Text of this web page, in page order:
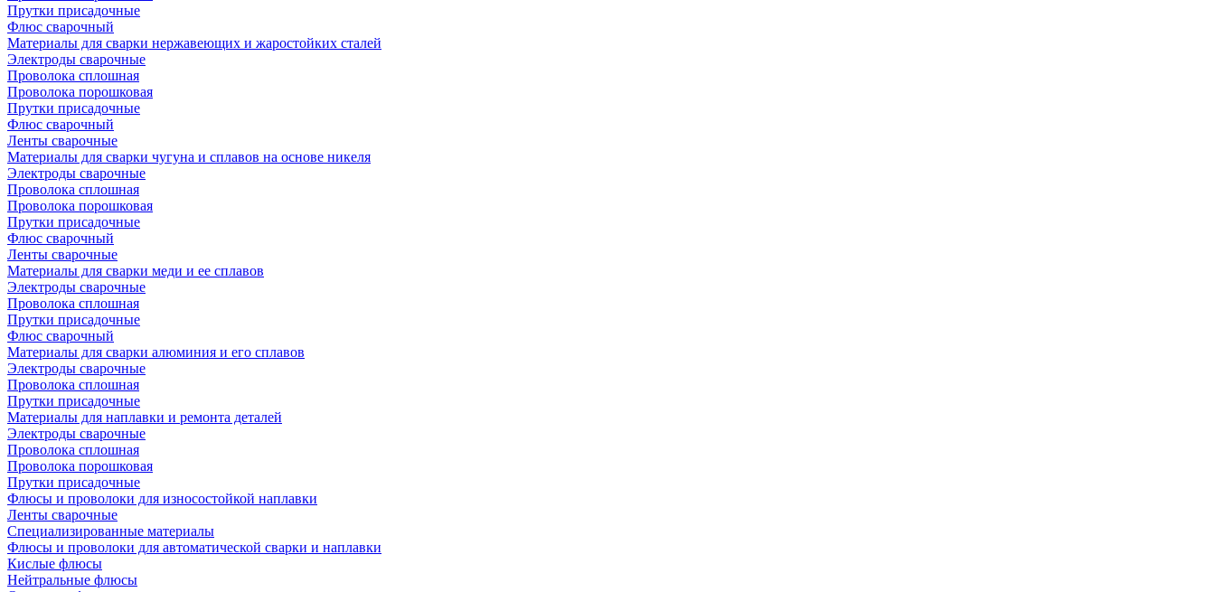
Прутки присадочные
Флюс сварочный
Материалы для сварки нержавеющих и жаростойких сталей
Электроды сварочные
Проволока сплошная
Проволока порошковая
Прутки присадочные
Флюс сварочный
Ленты сварочные
Материалы для сварки чугуна и сплавов на основе никеля
Электроды сварочные
Проволока сплошная
Проволока порошковая
Прутки присадочные
Флюс сварочный
Ленты сварочные
Материалы для сварки меди и ее сплавов
Электроды сварочные
Проволока сплошная
Прутки присадочные
Флюс сварочный
Материалы для сварки алюминия и его сплавов
Электроды сварочные
Проволока сплошная
Прутки присадочные
Материалы для наплавки и ремонта деталей
Электроды сварочные
Проволока сплошная
Проволока порошковая
Прутки присадочные
Флюсы и проволоки для износостойкой наплавки
Ленты сварочные
Специализированные материалы
Флюсы и проволоки для автоматической сварки и наплавки
Кислые флюсы
Нейтральные флюсы